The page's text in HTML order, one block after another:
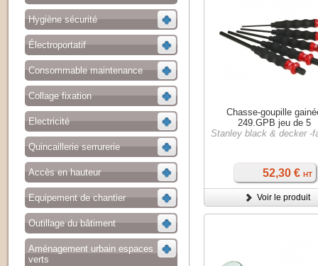
Hygiène sécurité
Électroportatif
Consommable maintenance
Collage fixation
Electricité
Quincaillerie serrurerie
Accès en hauteur
Equipement de chantier
Outillage du bâtiment
Aménagement urbain espaces
verts
Chasse-goupille
249.GPB jeu de 5
Stanley black & decker -
52,30 € HT
Voir le produit